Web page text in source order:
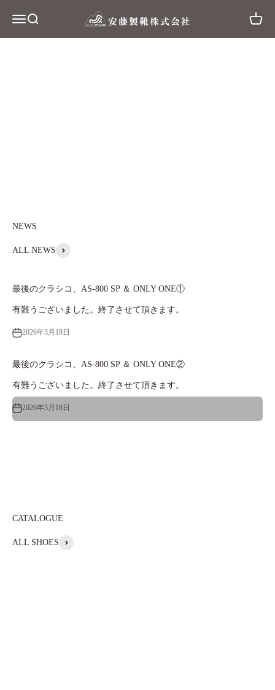
メニューを開く
検索を開く 安藤製靴 カー
ALL NEWS
最後のクラシコ、AS-800 SP ＆ ONLY ONE①
有難うございました。終了させて頂きます。
2026年3月18日
最後のクラシコ、AS-800 SP ＆ ONLY ONE②
有難うございました。終了させて頂きます。
2026年3月18日
ALL SHOES